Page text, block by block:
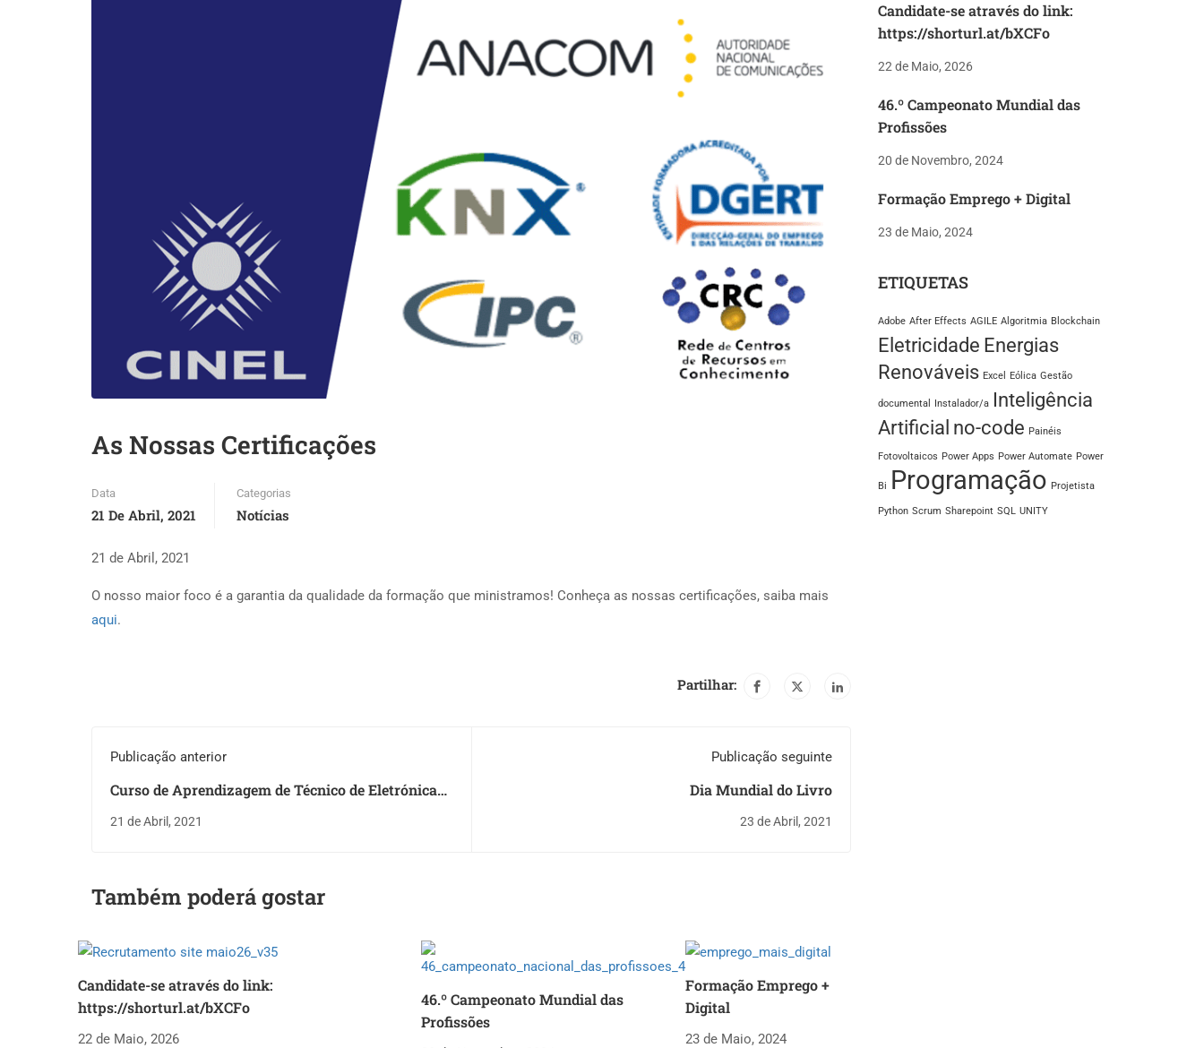
As Nossas Certificações
Data
21 De Abril, 2021
Categorias
Notícias
21 de Abril, 2021
O nosso maior foco é a garantia da qualidade da formação que ministramos! Conheça as nossas certificações, saiba mais
aqui.
Partilhar:
Publicação anterior
Curso de Aprendizagem de Técnico de Eletrónica
Médica
21 de Abril, 2021
Publicação seguinte
Dia Mundial do Livro
23 de Abril, 2021
Também poderá gostar
Candidate-se através do link:
https://shorturl.at/bXCFo
22 de Maio, 2026
46.º Campeonato Mundial das
Profissões
Formação Emprego +
Digital
23 de Maio, 2024
Candidate-se através do link:
https://shorturl.at/bXCFo
22 de Maio, 2026
46.º Campeonato Mundial das
Profissões
20 de Novembro, 2024
Formação Emprego + Digital
23 de Maio, 2024
ETIQUETAS
Adobe After Effects AGILE Algoritmia Blockchain
Eletricidade Energias
Renováveis Excel Eólica Gestão
documental Instalador/a Inteligência
Artificial no-code Painéis
Fotovoltaicos Power Apps Power Automate Power
Bi Programação Projetista
Python Scrum Sharepoint SQL UNITY